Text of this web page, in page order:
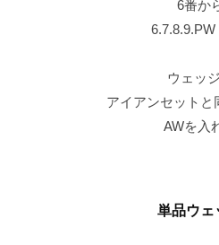
6番か
6.7.8.9.PW
ウェッ
アイアンセットと
AWを入
単品ウェ